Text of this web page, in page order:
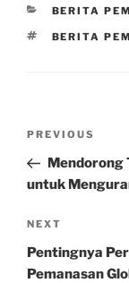
BERITA
TAGS
BERITA
Previous
Post
PREVIOUS
Mendorong
untuk
Next
Post
NEXT
Pentingnya
Pemanasan